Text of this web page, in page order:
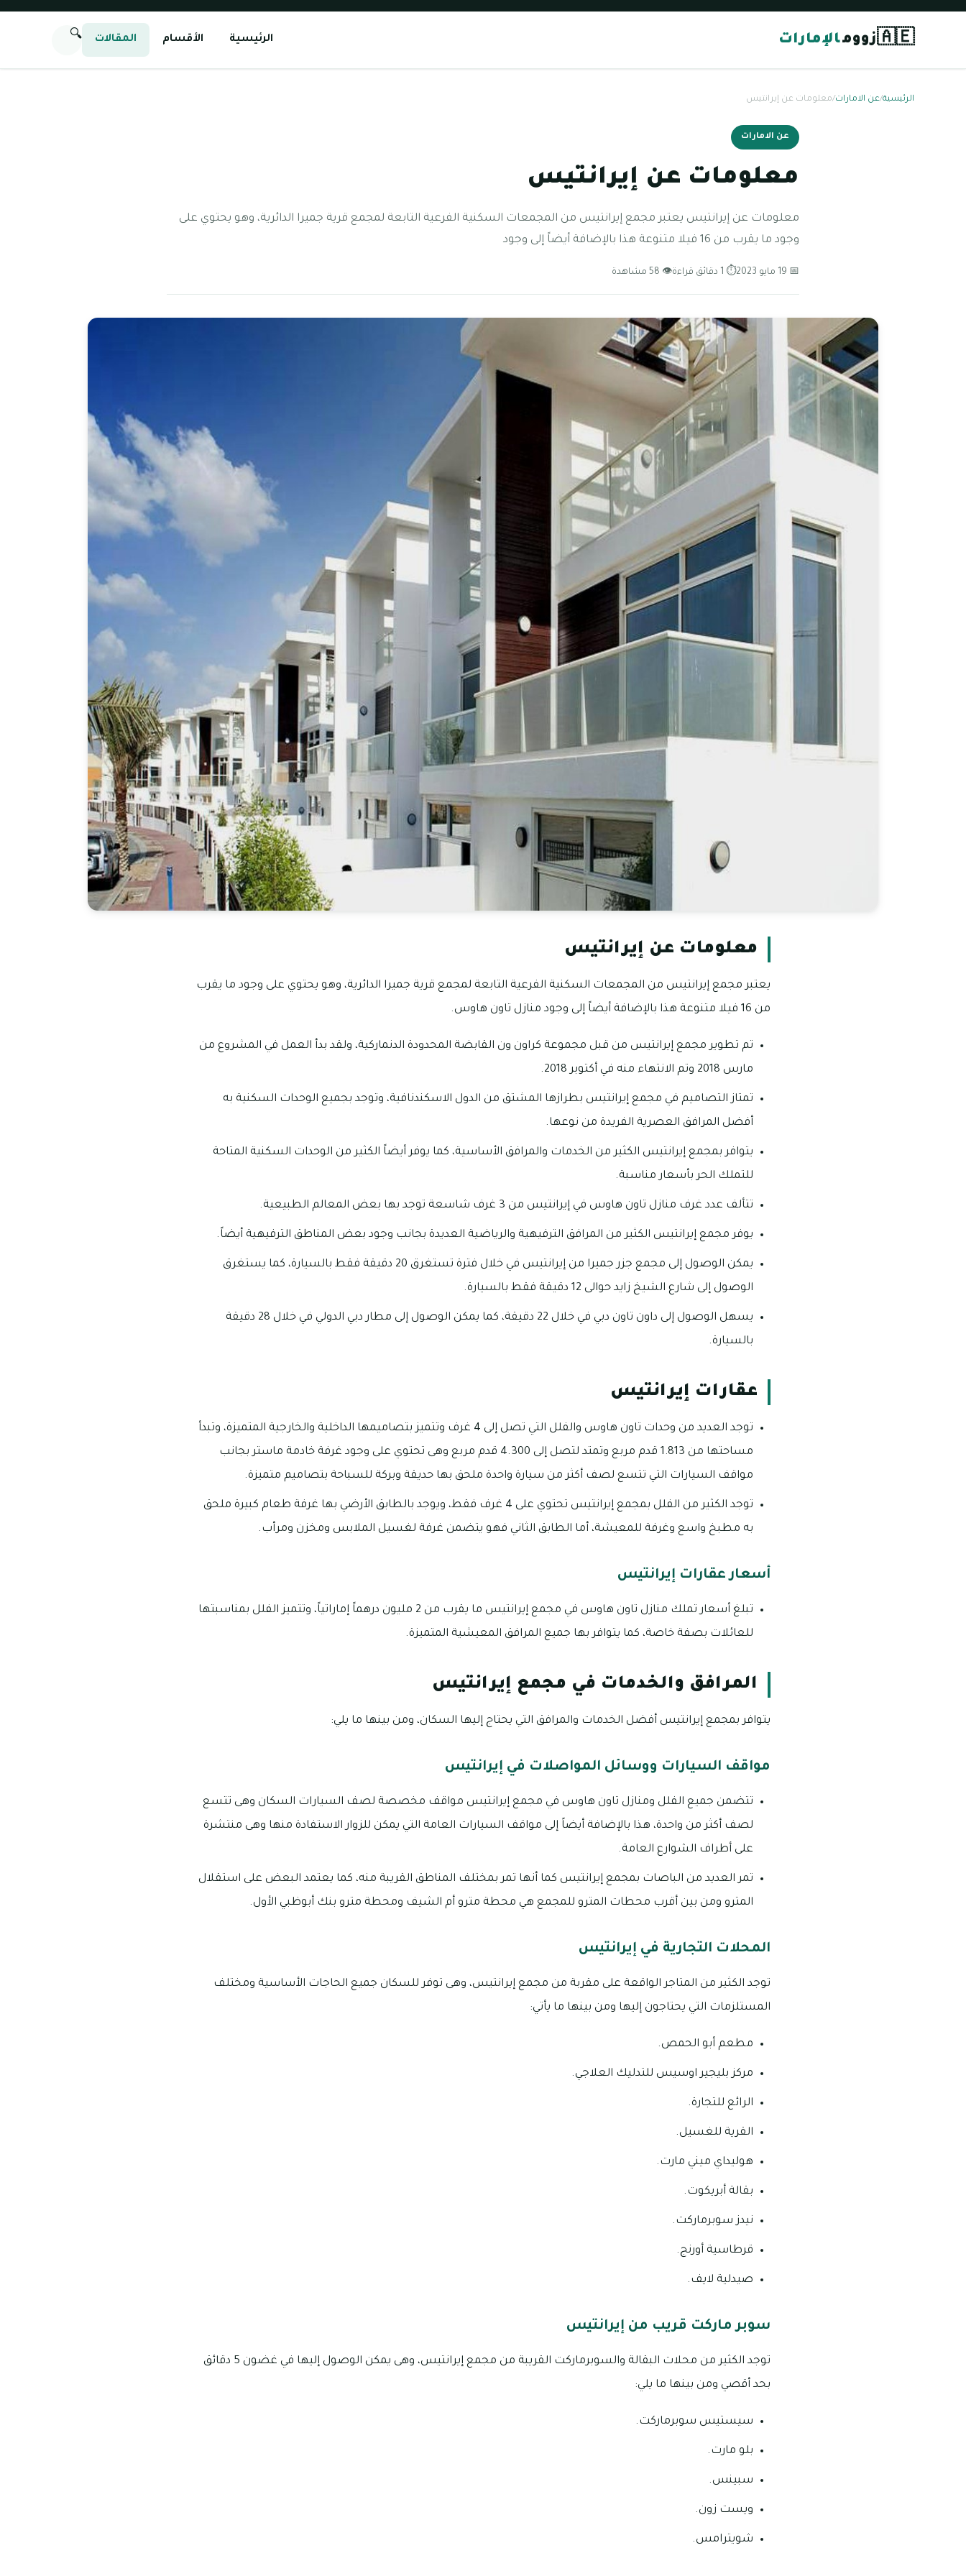
🇦🇪زوومالإمارات الرئيسية الأقسام المقالات 🔍
الرئيسية/عن الامارات/معلومات عن إيرانتيس
عن الامارات
معلومات عن إيرانتيس
معلومات عن إيرانتيس يعتبر مجمع إيرانتيس من المجمعات السكنية الفرعية التابعة لمجمع قرية جميرا الدائرية، وهو يحتوي على
وجود ما يقرب من 16 فيلا متنوعة هذا بالإضافة أيضاً إلى وجود
📅 19 مايو 2023 ⏱ 1 دقائق قراءة 👁 58 مشاهدة
معلومات عن إيرانتيس
يعتبر مجمع إيرانتيس من المجمعات السكنية الفرعية التابعة لمجمع قرية جميرا الدائرية، وهو يحتوي على وجود ما يقرب
من 16 فيلا متنوعة هذا بالإضافة أيضاً إلى وجود منازل تاون هاوس.
تم تطوير مجمع إيرانتيس من قبل مجموعة كراون ون القابضة المحدودة الدنماركية، ولقد بدأ العمل في المشروع من
مارس 2018 وتم الانتهاء منه في أكتوبر 2018.
تمتاز التصاميم في مجمع إيرانتيس بطرازها المشتق من الدول الاسكندنافية، وتوجد بجميع الوحدات السكنية به
أفضل المرافق العصرية الفريدة من نوعها.
يتوافر بمجمع إيرانتيس الكثير من الخدمات والمرافق الأساسية، كما يوفر أيضاً الكثير من الوحدات السكنية المتاحة
للتملك الحر بأسعار مناسبة.
تتألف عدد غرف منازل تاون هاوس في إيرانتيس من 3 غرف شاسعة توجد بها بعض المعالم الطبيعية.
يوفر مجمع إيرانتيس الكثير من المرافق الترفيهية والرياضية العديدة بجانب وجود بعض المناطق الترفيهية أيضاً.
يمكن الوصول إلى مجمع جزر جميرا من إيرانتيس في خلال فترة تستغرق 20 دقيقة فقط بالسيارة، كما يستغرق
الوصول إلى شارع الشيخ زايد حوالى 12 دقيقة فقط بالسيارة.
يسهل الوصول إلى داون تاون دبي في خلال 22 دقيقة، كما يمكن الوصول إلى مطار دبي الدولي في خلال 28 دقيقة
بالسيارة.
عقارات إيرانتيس
توجد العديد من وحدات تاون هاوس والفلل التي تصل إلى 4 غرف وتتميز بتصاميمها الداخلية والخارجية المتميزة، وتبدأ
مساحتها من 1.813 قدم مربع وتمتد لتصل إلى 4.300 قدم مربع وهى تحتوي على وجود غرفة خادمة ماستر بجانب
مواقف السيارات التي تتسع لصف أكثر من سيارة واحدة ملحق بها حديقة وبركة للسباحة بتصاميم متميزة.
توجد الكثير من الفلل بمجمع إيرانتيس تحتوي على 4 غرف فقط، ويوجد بالطابق الأرضي بها غرفة طعام كبيرة ملحق
به مطبخ واسع وغرفة للمعيشة، أما الطابق الثاني فهو يتضمن غرفة لغسيل الملابس ومخزن ومرأب.
أسعار عقارات إيرانتيس
تبلغ أسعار تملك منازل تاون هاوس في مجمع إيرانتيس ما يقرب من 2 مليون درهماً إماراتياً، وتتميز الفلل بمناسبتها
للعائلات بصفة خاصة، كما يتوافر بها جميع المرافق المعيشية المتميزة.
المرافق والخدمات في مجمع إيرانتيس
يتوافر بمجمع إيرانتيس أفضل الخدمات والمرافق التي يحتاج إليها السكان، ومن بينها ما يلي:
مواقف السيارات ووسائل المواصلات في إيرانتيس
تتضمن جميع الفلل ومنازل تاون هاوس في مجمع إيرانتيس مواقف مخصصة لصف السيارات السكان وهى تتسع
لصف أكثر من واحدة، هذا بالإضافة أيضاً إلى مواقف السيارات العامة التي يمكن للزوار الاستفادة منها وهى منتشرة
على أطراف الشوارع العامة.
تمر العديد من الباصات بمجمع إيرانتيس كما أنها تمر بمختلف المناطق القريبة منه، كما يعتمد البعض على استقلال
المترو ومن بين أقرب محطات المترو للمجمع هي محطة مترو أم الشيف ومحطة مترو بنك أبوظبي الأول.
المحلات التجارية في إيرانتيس
توجد الكثير من المتاجر الواقعة على مقربة من مجمع إيرانتيس، وهى توفر للسكان جميع الحاجات الأساسية ومختلف
المستلزمات التي يحتاجون إليها ومن بينها ما يأتي:
مطعم أبو الحمص.
مركز بليجير اوسيس للتدليك العلاجي.
الرائع للتجارة.
القرية للغسيل.
هوليداي ميني مارت.
بقالة أبريكوت.
نيدز سوبرماركت.
قرطاسية أورنج.
صيدلية لايف.
سوبر ماركت قريب من إيرانتيس
توجد الكثير من محلات البقالة والسوبرماركت القريبة من مجمع إيرانتيس، وهى يمكن الوصول إليها في غضون 5 دقائق
بحد أقصي ومن بينها ما يلي:
سيستيس سوبرماركت.
بلو مارت.
سبينس.
ويست زون.
شويترامس.